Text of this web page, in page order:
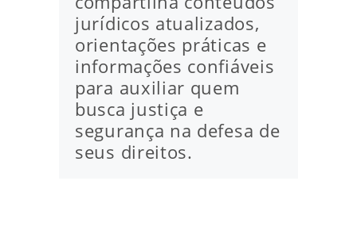
jurídicos atualizados,
orientações práticas e
informações confiáveis
para auxiliar quem
busca justiça e
segurança na defesa de
seus direitos.